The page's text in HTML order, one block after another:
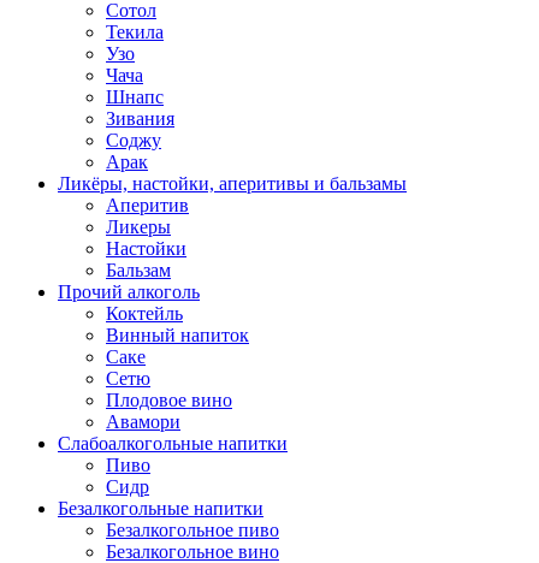
Сотол
Текила
Узо
Чача
Шнапс
Зивания
Соджу
Арак
Ликёры, настойки, аперитивы и бальзамы
Аперитив
Ликеры
Настойки
Бальзам
Прочий алкоголь
Коктейль
Винный напиток
Саке
Сетю
Плодовое вино
Авамори
Слабоалкогольные напитки
Пиво
Сидр
Безалкогольные напитки
Безалкогольное пиво
Безалкогольное вино